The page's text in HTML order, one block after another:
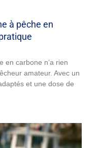
à pêche en
en carbone n’a rien
amateur. Avec un
et une dose de